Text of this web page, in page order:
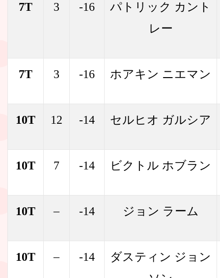
7T 3 -16
パトリック カント
レー
7T 3 -16 ホアキン ニエマン
10T 12 -14 セルヒオ ガルシア
10T 7 -14 ビクトル ホブラン
10T – -14 ジョン ラーム
10T – -14
ダスティン ジョン